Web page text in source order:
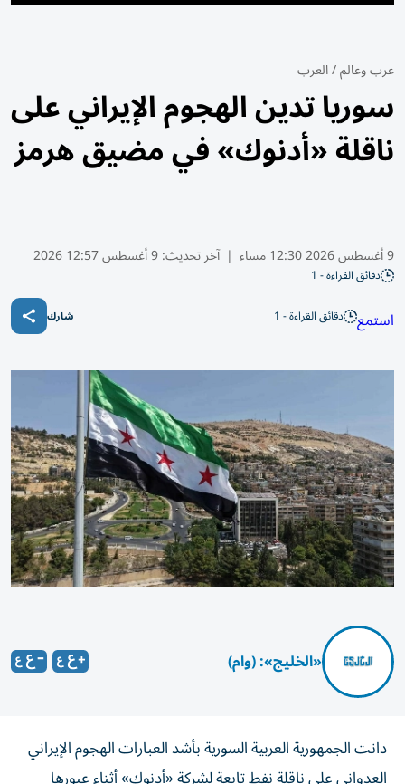
عرب وعالم/العرب
سوريا تدين الهجوم الإيراني على
ناقلة «أدنوك» في مضيق هرمز
9 أغسطس 2026 12:30 مساء | آخر تحديث:9 أغسطس 12:57 2026
دقائق القراءة - 1
استمع دقائق القراءة - 1 شارك
«الخليج»: (وام)
دانت الجمهورية العربية السورية بأشد العبارات الهجوم الإيراني